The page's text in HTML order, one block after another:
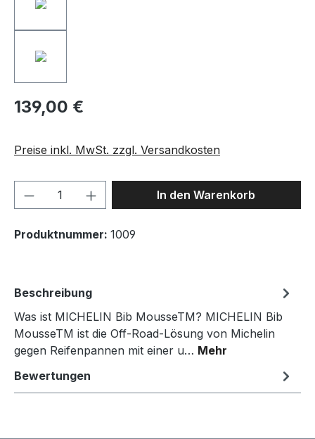
139,00 €
Preise inkl. MwSt. zzgl. Versandkosten
Produkt Anzahl: Gib denIn den Warenkorb
Produktnummer: 1009
Beschreibung
Was ist MICHELIN Bib MousseTM? MICHELIN Bib
MousseTM ist die Off-Road-Lösung von Michelin
gegen Reifenpannen mit einer u… Mehr
Bewertungen